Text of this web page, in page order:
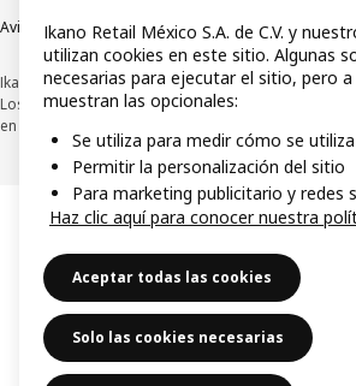
Aviso de privacidad Política de cookiesTérminos y
Ikano Retail México, S.A. de C.V.
Los precios publicados en este sitio web, catálogo
en cualquier otro medio, se encuentran en pesos
Ikano Retail México S.A. de C.V. y
utilizan cookies en este sitio. Algunas
necesarias para ejecutar el sitio, pero
muestran las opcionales:
Se utiliza para medir cómo se
Permitir la personalización del sitio
Para marketing publicitario y redes
Haz clic aquí para conocer nuestra
Aceptar todas las cookies
Solo las cookies necesarias